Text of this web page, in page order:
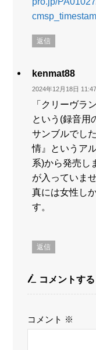
返信
kenmat88
2024年12月18日
「クリーヴラ
という(録音用
サンブルでし
情』というア
系)から発売し
が入っていま
真には女性し
す。
返信
コメントする
コメント ※